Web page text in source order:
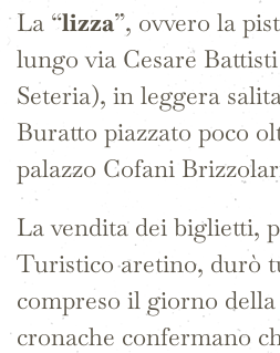
La “lizza”, ovvero la
lungo via Cesare
Seteria), in leggera
Buratto piazzato poco
palazzo Cofani
La vendita dei biglietti,
Turistico aretino, durò
compreso il giorno
cronache confermano